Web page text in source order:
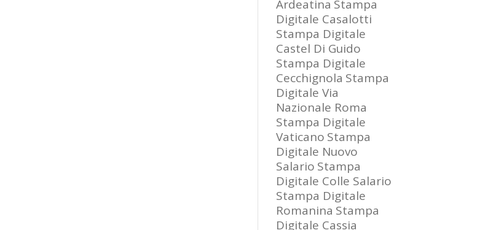
Ardeatina Stampa
Digitale Casalotti
Stampa Digitale
Castel Di Guido
Stampa Digitale
Cecchignola Stampa
Digitale Via
Nazionale Roma
Stampa Digitale
Vaticano Stampa
Digitale Nuovo
Salario Stampa
Digitale Colle Salario
Stampa Digitale
Romanina Stampa
Digitale Cassia